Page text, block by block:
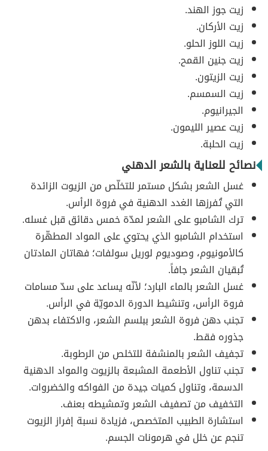
زيت جوز الهند.
زيت الأركان.
زيت اللوز الحلو.
زيت جنين القمح.
زيت الزيتون.
زيت السمسم.
الجيرانيوم.
زيت عصير الليمون.
زيت الحلبة.
نصائح للعناية بالشعر الدهني
غسل الشعر بشكل مستمر للتخلّص من الزيوت الزائدة
التي تُفرزها الغدد الدهنية في فروة الرأس.
ترك الشامبو على الشعر لمدّة خمس دقائق قبل غسله.
استخدام الشامبو الذي يحتوي على المواد المطهّرة
كالأمونيوم، وصوديوم لوريل سولفات؛ فهاتان المادتان
تُبقيان الشعر جافاً.
غسل الشعر بالماء البارد؛ لأنّه يساعد على سدّ مسامات
فروة الرأس، وتنشيط الدورة الدمويّة في الرأس.
تجنب دهن فروة الشعر ببلسم الشعر، والاكتفاء بدهن
جذوره فقط.
تجفيف الشعر بالمنشفة للتخلص من الرطوبة.
تجنب تناول الأطعمة المشبعة بالزيوت والمواد الدهنية
الدسمة، وتناول كميات جيدة من الفواكه والخضروات.
التخفيف من تصفيف الشعر وتمشيطه بعنف.
استشارة الطبيب المتخصص، فزيادة نسبة إفراز الزيوت
تنجم عن خلل في هرمونات الجسم.